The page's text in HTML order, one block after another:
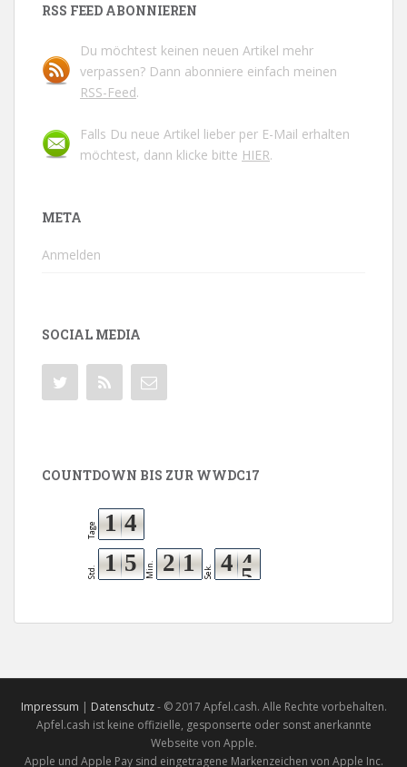
RSS FEED ABONNIEREN
Du möchtest keinen neuen Artikel mehr
verpassen? Dann abonniere einfach meinen
RSS-Feed.
Falls Du neue Artikel lieber per E-Mail erhalten
möchtest, dann klicke bitte HIER.
META
Anmelden
SOCIAL MEDIA
COUNTDOWN BIS ZUR WWDC17
Tage 1 4
Std. 1 5 Min. 2 1 Sek. 4 4
Impressum | Datenschutz- © 2017 Apfel.cash. Alle Rechte vorbehalten.
Apfel.cash ist keine offizielle, gesponserte oder sonst anerkannte
Webseite von Apple.
Apple und Apple Pay sind eingetragene Markenzeichen von Apple Inc.